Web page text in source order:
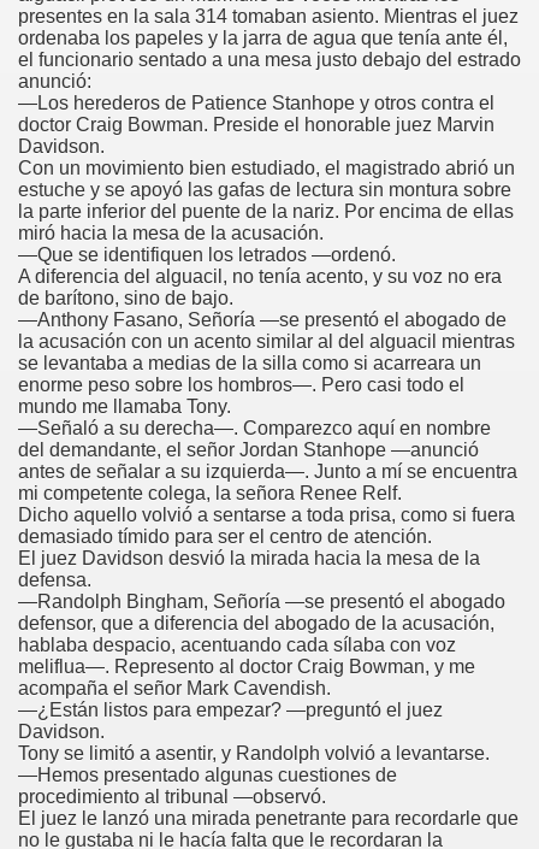
presentes en la sala 314 tomaban asiento. Mientras el juez
ordenaba los papeles y la jarra de agua que tenía ante él,
el funcionario sentado a una mesa justo debajo del estrado
anunció:
—Los herederos de Patience Stanhope y otros contra el
doctor Craig Bowman. Preside el honorable juez Marvin
Davidson.
Con un movimiento bien estudiado, el magistrado abrió un
estuche y se apoyó las gafas de lectura sin montura sobre
la parte inferior del puente de la nariz. Por encima de ellas
miró hacia la mesa de la acusación.
—Que se identifiquen los letrados —ordenó.
A diferencia del alguacil, no tenía acento, y su voz no era
de barítono, sino de bajo.
—Anthony Fasano, Señoría —se presentó el abogado de
la acusación con un acento similar al del alguacil mientras
se levantaba a medias de la silla como si acarreara un
enorme peso sobre los hombros—. Pero casi todo el
mundo me llamaba Tony.
—Señaló a su derecha—. Comparezco aquí en nombre
del demandante, el señor Jordan Stanhope —anunció
antes de señalar a su izquierda—. Junto a mí se encuentra
mi competente colega, la señora Renee Relf.
Dicho aquello volvió a sentarse a toda prisa, como si fuera
demasiado tímido para ser el centro de atención.
El juez Davidson desvió la mirada hacia la mesa de la
defensa.
—Randolph Bingham, Señoría —se presentó el abogado
defensor, que a diferencia del abogado de la acusación,
hablaba despacio, acentuando cada sílaba con voz
meliflua—. Represento al doctor Craig Bowman, y me
acompaña el señor Mark Cavendish.
—¿Están listos para empezar? —preguntó el juez
Davidson.
Tony se limitó a asentir, y Randolph volvió a levantarse.
—Hemos presentado algunas cuestiones de
procedimiento al tribunal —observó.
El juez le lanzó una mirada penetrante para recordarle que
no le gustaba ni le hacía falta que le recordaran la